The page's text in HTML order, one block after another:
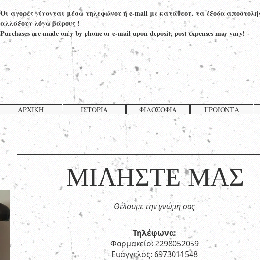
Οι αγορές γίνονται μέσω τηλεφώνου ή e-mail με κατάθεση, τα έξοδα
αλλάξουν λόγω βάρους !
Purchases are made only by phone or e-mail upon deposit, post expenses may vary!
ΑΡΧΙΚΗ ΙΣΤΟΡΙΑ ΦΙΛΟΣΟΦΙΑ ΠΡΟΪΟΝΤΑ
ΜΙΛΗΣΤΕ ΜΑΣ
Θέλουμε την γνώμη σας
Τηλέφωνα:
Φαρμακείο: 2298052059
Ευάγγελος: 6973011548